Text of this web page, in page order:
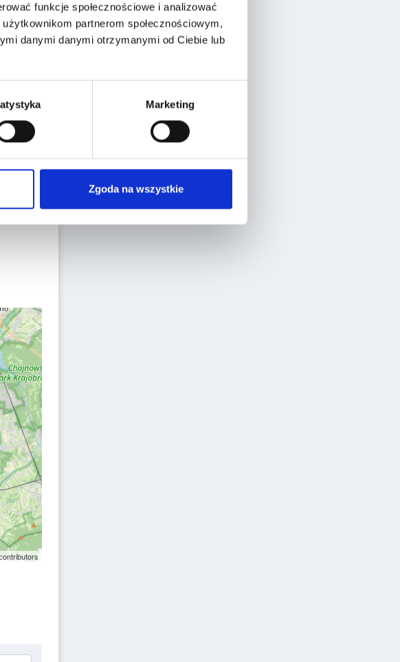
funkcje społecznościowe i analizować
partnerom społecznościowym,
danymi danymi otrzymanymi od Ciebie lub
Marketing
Zgoda na wszystkie